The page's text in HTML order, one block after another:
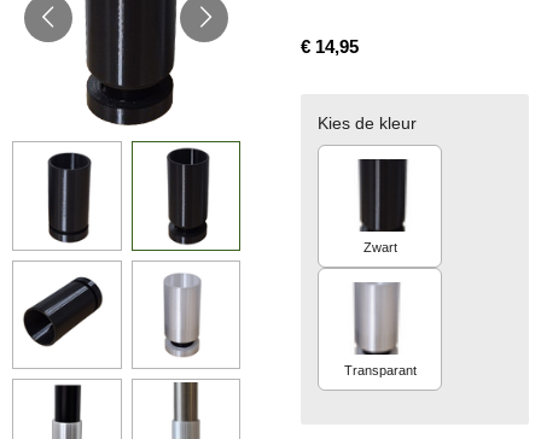
€ 14,95
Kies de kleur
Zwart
Transparant